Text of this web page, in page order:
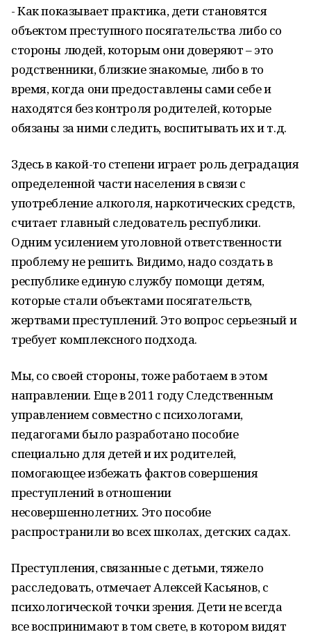
- Как показывает практика, дети становятся
объектом преступного посягательства либо со
стороны людей, которым они доверяют – это
родственники, близкие знакомые, либо в то
время, когда они предоставлены сами себе и
находятся без контроля родителей, которые
обязаны за ними следить, воспитывать их и т.д.
Здесь в какой-то степени играет роль деградация
определенной части населения в связи с
употребление алкоголя, наркотических средств,
считает главный следователь республики.
Одним усилением уголовной ответственности
проблему не решить. Видимо, надо создать в
республике единую службу помощи детям,
которые стали объектами посягательств,
жертвами преступлений. Это вопрос серьезный и
требует комплексного подхода.
Мы, со своей стороны, тоже работаем в этом
направлении. Еще в 2011 году Следственным
управлением совместно с психологами,
педагогами было разработано пособие
специально для детей и их родителей,
помогающее избежать фактов совершения
преступлений в отношении
несовершеннолетних. Это пособие
распространили во всех школах, детских садах.
Преступления, связанные с детьми, тяжело
расследовать, отмечает Алексей Касьянов, с
психологической точки зрения. Дети не всегда
все воспринимают в том свете, в котором видят